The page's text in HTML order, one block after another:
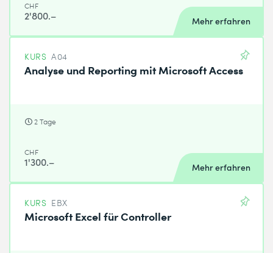
CHF
2'800.– Mehr erfahren
KURS A04
Analyse und Reporting mit Microsoft Access
2 Tage
CHF
1'300.– Mehr erfahren
KURS EBX
Microsoft Excel für Controller